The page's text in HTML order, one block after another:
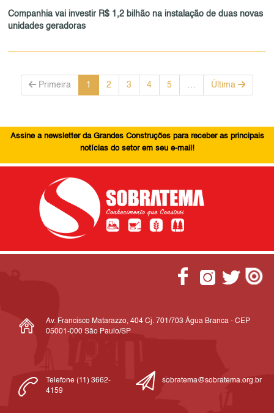
Companhia vai investir R$ 1,2 bilhão na instalação de duas novas
unidades geradoras
Primeira 1 2 3 4 5 … Última
Assine a newsletter da Grandes Construções para receber as principais
notícias do setor em seu e-mail!
Av. Francisco Matarazzo, 404 Cj. 701/703 Água Branca - CEP
05001-000 São Paulo/SP
Telefone (11) 3662-
4159
sobratema@sobratema.org.br